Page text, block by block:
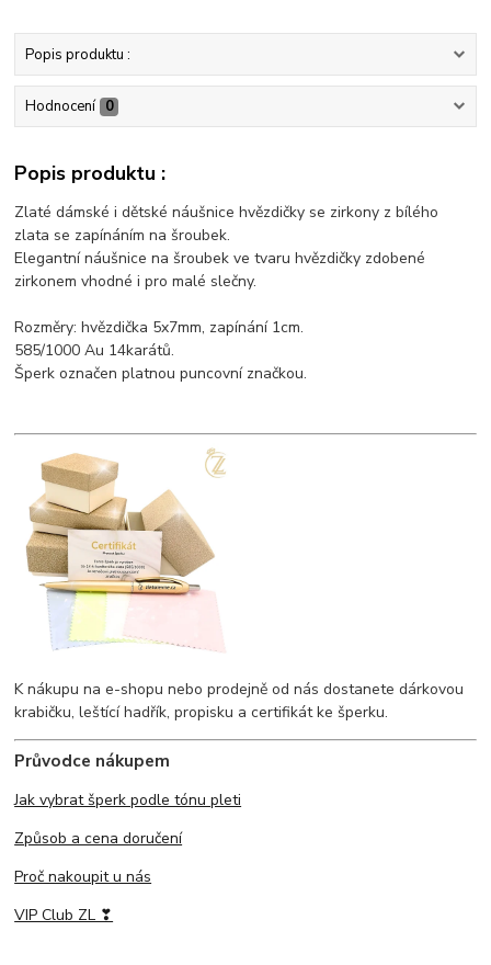
Popis produktu :
Hodnocení 0
Popis produktu :
Zlaté dámské i dětské náušnice hvězdičky se zirkony z bílého
zlata se zapínáním na šroubek.
Elegantní náušnice na šroubek ve tvaru hvězdičky zdobené
zirkonem vhodné i pro malé slečny.
Rozměry: hvězdička 5x7mm, zapínání 1cm.
585/1000 Au 14karátů.
Šperk označen platnou puncovní značkou.
K nákupu na e-shopu nebo prodejně od nás dostanete dárkovou
krabičku, leštící hadřík, propisku a certifikát ke šperku.
Průvodce nákupem
Jak vybrat šperk podle tónu pleti
Způsob a cena doručení
Proč nakoupit u nás
VIP Club ZL ❣